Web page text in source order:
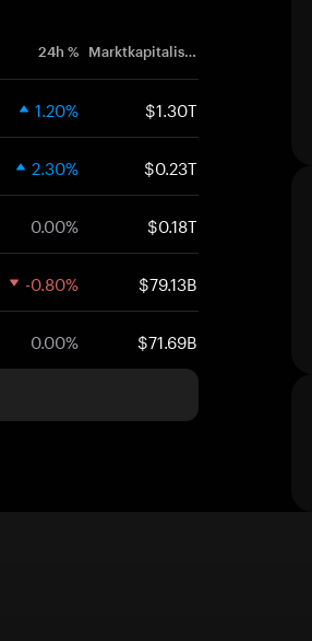
24h % Marktkapitalisierung
1.20% $1.30T
2.30% $0.23T
0.00% $0.18T
-0.80% $79.13B
0.00% $71.69B